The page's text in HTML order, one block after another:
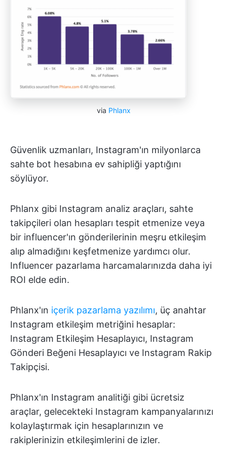
via Phlanx
Güvenlik uzmanları, Instagram'ın milyonlarca
sahte bot hesabına ev sahipliği yaptığını
söylüyor.
Phlanx gibi Instagram analiz araçları, sahte
takipçileri olan hesapları tespit etmenize veya
bir influencer'ın gönderilerinin meşru etkileşim
alıp almadığını keşfetmenize yardımcı olur.
Influencer pazarlama harcamalarınızda daha iyi
ROI elde edin.
Phlanx'ın içerik pazarlama yazılımı, üç anahtar
Instagram etkileşim metriğini hesaplar:
Instagram Etkileşim Hesaplayıcı, Instagram
Gönderi Beğeni Hesaplayıcı ve Instagram Rakip
Takipçisi.
Phlanx'ın Instagram analitiği gibi ücretsiz
araçlar, gelecekteki Instagram kampanyalarınızı
kolaylaştırmak için hesaplarınızın ve
rakiplerinizin etkileşimlerini de izler.